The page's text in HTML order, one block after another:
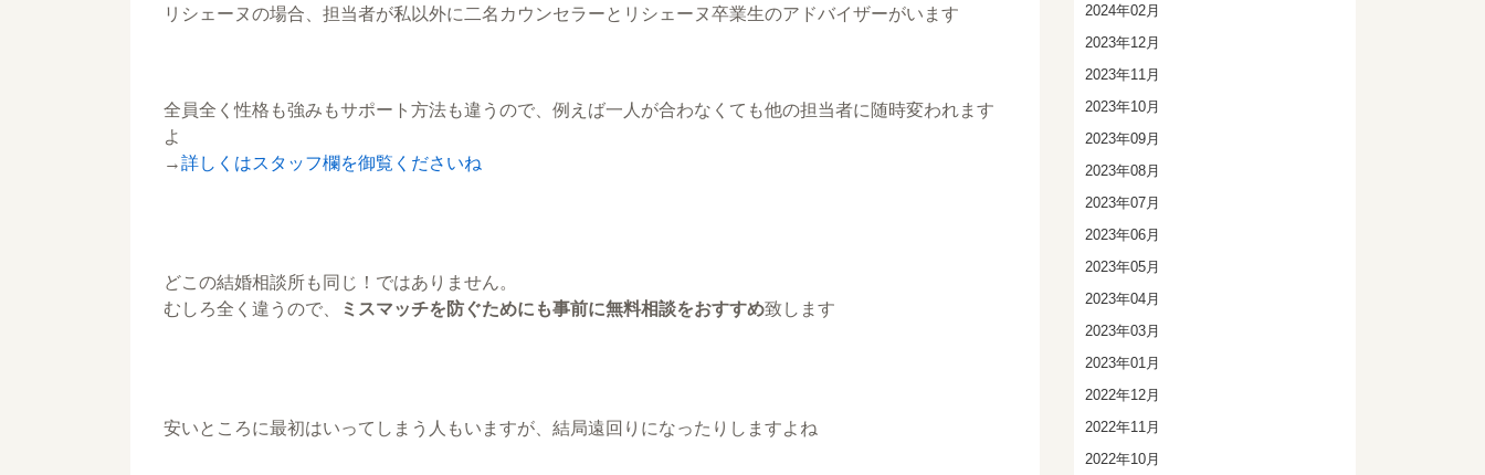
リシェーヌの場合、担当者が私以外に二名カウンセラーとリシェーヌ卒業生のアドバイザーがいます
全員全く性格も強みもサポート方法も違うので、例えば一人が合わなくても他の担当者に随時変われます
よ
→詳しくはスタッフ欄を御覧くださいね
どこの結婚相談所も同じ！ではありません。
むしろ全く違うので、
ミスマッチを防ぐためにも事前に無料相談をおすすめ致します
安いところに最初はいってしまう人もいますが、結局遠回りになったりしますよね
2024年02月
2023年12月
2023年11月
2023年10月
2023年09月
2023年08月
2023年07月
2023年06月
2023年05月
2023年04月
2023年03月
2023年01月
2022年12月
2022年11月
2022年10月